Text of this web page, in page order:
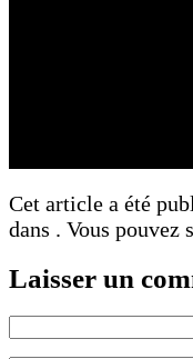
Cet article a été
dans . Vous
Laisser un